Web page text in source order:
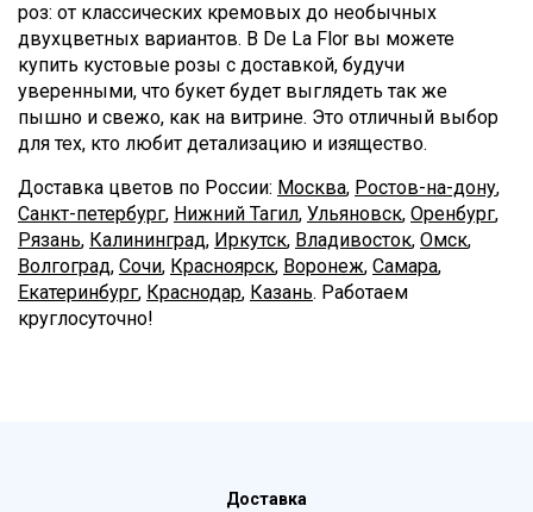
роз: от классических кремовых до необычных
двухцветных вариантов. В De La Flor вы можете
купить кустовые розы с доставкой, будучи
уверенными, что букет будет выглядеть так же
пышно и свежо, как на витрине. Это отличный выбор
для тех, кто любит детализацию и изящество.
Доставка цветов по России: Москва, Ростов-на-дону,
Санкт-петербург, Нижний Тагил, Ульяновск, Оренбург,
Рязань, Калининград, Иркутск, Владивосток, Омск,
Волгоград, Сочи, Красноярск, Воронеж, Самара,
Екатеринбург, Краснодар, Казань. Работаем
круглосуточно!
Доставка